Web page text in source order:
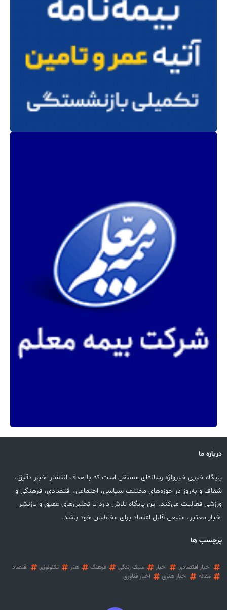
درباره ما
پایگاه خبری خبرواژه رسانه‌ای مستقل است که با هدف انتشار اخبار دقیق،
شفاف و به‌روز در حوزه‌های مختلف سیاسی، اجتماعی، اقتصادی، فرهنگی و
ورزشی فعالیت می‌کند. این پایگاه تلاش دارد با تحلیل‌های عمیق و بازنشر
اخبار معتبر، منبعی قابل اعتماد برای مخاطبان خود باشد.
پرچسب ها
اخبار اقتصادی اخبار سبک زندگی فرهنگ هنر تکنولوژی
اقتصاد
مقاله
اخبار هنری اخبار فناوری